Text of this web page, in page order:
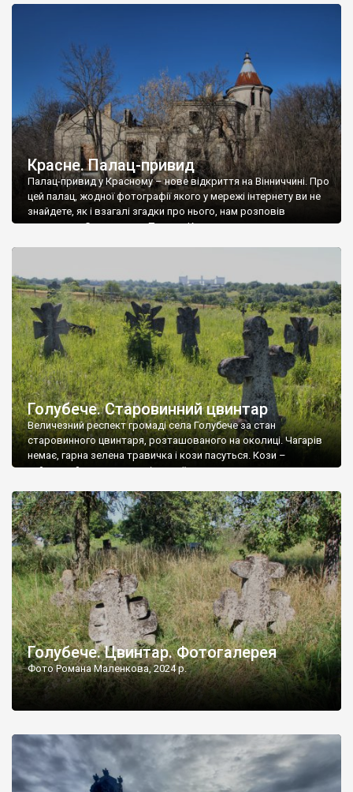
Красне. Палац-привид
Палац-привид у Красному – нове відкриття на Вінниччині. Про
цей палац, жодної фотографії якого у мережі інтернету ви не
знайдете, як і взагалі згадки про нього, нам розповів
мешканець Самгородка. Палац у Красному вразив не лише
Голубече. Старовинний цвинтар
Величезний респект громаді села Голубече за стан
старовинного цвинтаря, розташованого на околиці. Чагарів
немає, гарна зелена травичка і кози пасуться. Кози –
найкращий регулятор шкідливої, для старих кладовищ,
бруньками, кози ті бруньки обгризають, бо то улюблений
делікатес. На цвинтарі у Голубечому ціла колекція
різноманітних форм хрестів. Село відносно невелике, […]
Голубече. Цвинтар. Фотогалерея
Фото Романа Маленкова, 2024 р.